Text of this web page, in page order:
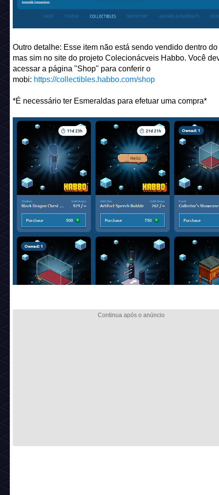
Outro detalhe: Esse item não está sendo vendido dentro
mas sim no site do projeto Colecionácveis Habbo. Você
acessar a página "Shop" para conferir o
mobi: https://collectibles.habbo.com/shop
*É necessário ter Esmeraldas para efetuar uma compra*